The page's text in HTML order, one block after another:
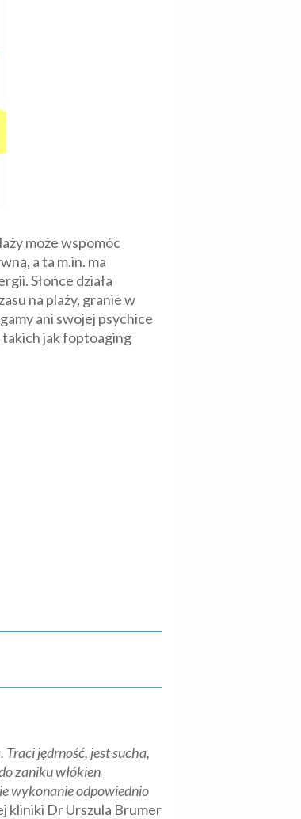
może wspomóc
a ta m.in. ma
Słońce działa
na plaży, granie w
ani swojej psychice
takich jak foptoaging
jędrność, jest sucha,
zaniku włókien
wykonanie odpowiednio
kliniki Dr Urszula Brumer